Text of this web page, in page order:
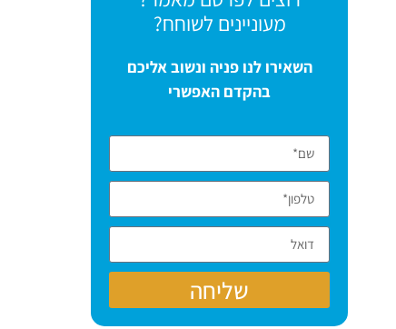
מעוניינים לשוחח?
השאירו לנו פניה ונשוב אליכם
בהקדם האפשרי
שליחה